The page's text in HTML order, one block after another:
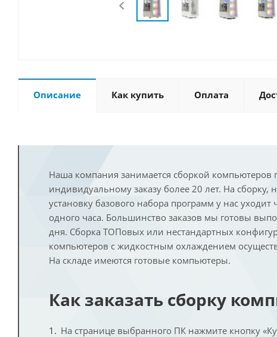
Описание Как купить Оплата
Наша компания занимается сборкой компьютеров
индивидуальному заказу более 20 лет. На сборку,
установку базового набора программ у нас уходит
одного часа. Большинство заказов мы готовы
дня. Сборка ТОПовых или нестандартных
компьютеров с жидкостным охлаждением
На складе имеются готовые компьютеры.
Как заказать сборку
На странице выбранного ПК нажмите кнопку